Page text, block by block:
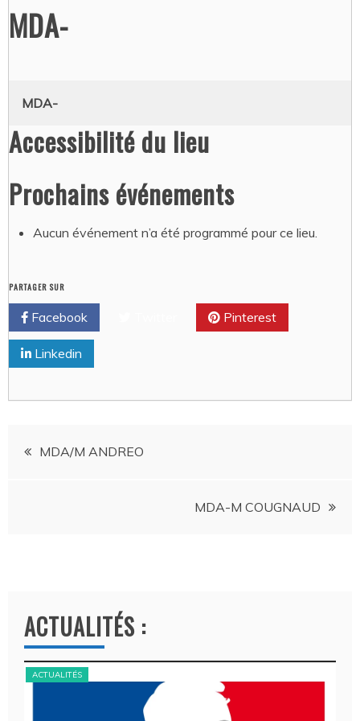
MDA-
MDA-
Accessibilité du lieu
Prochains événements
Aucun événement n’a été programmé pour ce lieu.
PARTAGER SUR
Facebook Pinterest
Linkedin
Navigation
MDA/M ANDREO
MDA-M COUGNAUD
ACTUALITÉS :
ACTUALITÉS